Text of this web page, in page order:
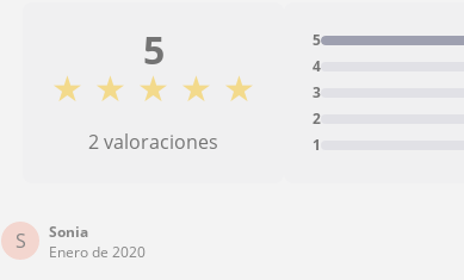
5
★ ★ ★ ★ ★
2 valoraciones 1
2
3
4
5
S
Sonia
Enero de 2020